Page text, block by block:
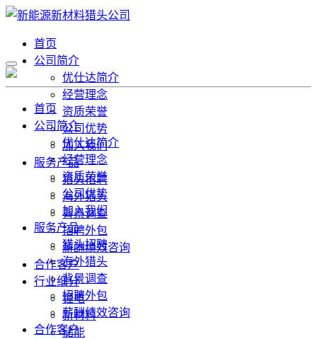
首页
公司简介
优仕达简介
经营理念
资质荣誉
公司优势
加入我们
服务产品
猎头招聘
海外猎头
背景调查
招聘外包
薪酬绩效咨询
合作客户
行业细分
锂电
新材料
储能
首页
公司简介
优仕达简介
经营理念
资质荣誉
公司优势
加入我们
服务产品
猎头招聘
海外猎头
背景调查
招聘外包
薪酬绩效咨询
合作客户